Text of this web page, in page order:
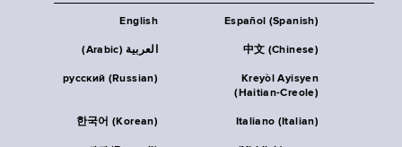
English Español (Spanish)
العربية (Arabic) 中文 (Chinese)
русский (Russian)
Kreyòl Ayisyen
(Haitian-Creole)
한국어 (Korean) Italiano (Italian)